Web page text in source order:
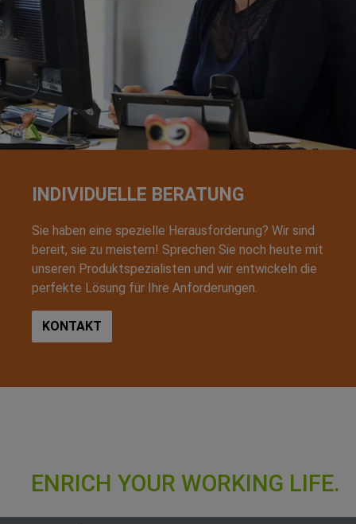
INDIVIDUELLE BERATUNG
Sie haben eine spezielle Herausforderung? Wir sind
bereit, sie zu meistern! Sprechen Sie noch heute mit
unseren Produktspezialisten und wir entwickeln die
perfekte Lösung für Ihre Anforderungen.
KONTAKT